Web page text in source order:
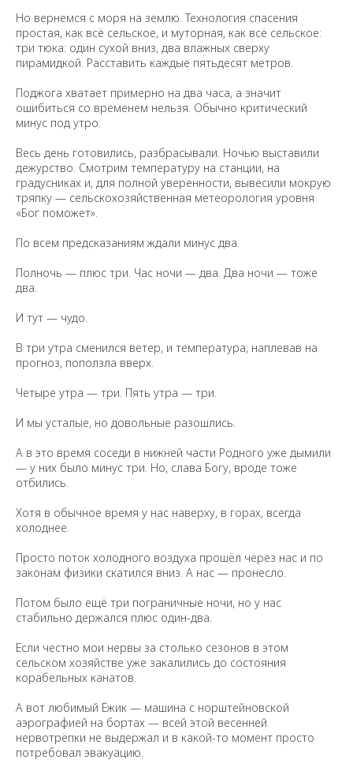
Но вернемся с моря на землю. Технология cпасения
простая, как всё сельское, и муторная, как всё сельское:
три тюка: один сухой вниз, два влажных сверху
пирамидкой. Расставить каждые пятьдесят метров.
Поджога хватает примерно на два часа, а значит
ошибиться со временем нельзя. Обычно критический
минус под утро.
Весь день готовились, разбрасывали. Ночью выставили
дежурство. Смотрим температуру на станции, на
градусниках и, для полной уверенности, вывесили мокрую
тряпку — сельскохозяйственная метеорология уровня
«Бог поможет».
По всем предсказаниям ждали минус два.
Полночь — плюс три. Час ночи — два. Два ночи — тоже
два.
И тут — чудо.
В три утра сменился ветер, и температура, наплевав на
прогноз, поползла вверх.
Четыре утра — три. Пять утра — три.
И мы усталые, но довольные разошлись.
А в это время соседи в нижней части Родного уже дымили
— у них было минус три. Но, слава Богу, вроде тоже
отбились.
Хотя в обычное время у нас наверху, в горах, всегда
холоднее.
Просто поток холодного воздуха прошёл через нас и по
законам физики скатился вниз. А нас — пронесло.
Потом было ещё три пограничные ночи, но у нас
стабильно держался плюс один-два.
Если честно мои нервы за столько сезонов в этом
сельском хозяйстве уже закалились до состояния
корабельных канатов.
А вот любимый Ёжик — машина с норштейновской
аэрографией на бортах — всей этой весенней
нервотрёпки не выдержал и в какой-то момент просто
потребовал эвакуацию.